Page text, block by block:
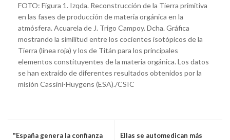
FOTO: Figura 1. Izqda. Reconstrucción de la Tierra primitiva
en las fases de producción de materia orgánica en la
atmósfera. Acuarela de J. Trigo Campoy. Dcha. Gráfica
mostrando la similitud entre los cocientes isotópicos de la
Tierra (línea roja) y los de Titán para los principales
elementos constituyentes de la materia orgánica. Los datos
se han extraído de diferentes resultados obtenidos por la
misión Cassini-Huygens (ESA)./CSIC
"España genera la confianza
Ellas se automedican más